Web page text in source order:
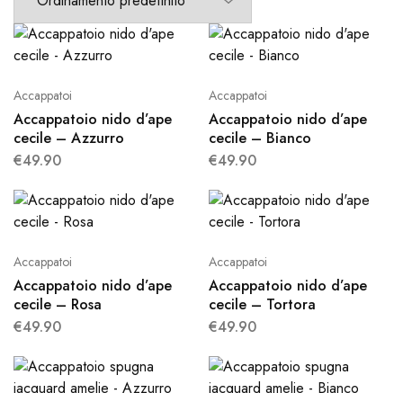
Accappatoi
Accappatoio nido d’ape
cecile – Azzurro
€49.90
Accappatoi
Accappatoio nido d’ape
cecile – Bianco
€49.90
Accappatoi
Accappatoio nido d’ape
cecile – Rosa
€49.90
Accappatoi
Accappatoio nido d’ape
cecile – Tortora
€49.90